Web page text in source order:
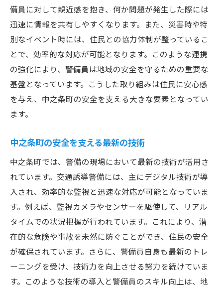
警備の現場から見た中之条町の安全状況
プロフェッショナルが行う安全管理の手法
実績から学ぶ効果的な警備手法
警備員が語る職業の魅力とやりがい
専門知識を地域安全に活用する方法
安全対策としての交通誘導の実践
地域住民の生活を支える交通誘導
交通誘導警備で培われる信頼関係
交通量変動に応じた警備対応策
交通誘導を通じた地域貢献活動
群馬県中之条町で活躍する警備員たちの姿
警備員の日常とそのリアルな姿
地域の安全を守る警備員の誇り
警備員による地域イベントへの参加
備員に対して親近感を抱き、何か問題が発生した際には
迅速に情報を共有しやすくなります。また、災害時や特
別なイベント時には、住民との協力体制が整っているこ
とで、効率的な対応が可能となります。このような連携
の強化により、警備員は地域の安全を守るための重要な
基盤となっています。こうした取り組みは住民に安心感
を与え、中之条町の安全を支える大きな要素となってい
ます。
中之条町の安全を支える最新の技術
中之条町では、警備の現場において最新の技術が活用さ
れています。交通誘導警備には、主にデジタル技術が導
入され、効率的な監視と迅速な対応が可能となっていま
す。例えば、監視カメラやセンサーを駆使して、リアル
タイムでの状況把握が行われています。これにより、潜
在的な危険や事故を未然に防ぐことができ、住民の安全
が確保されています。さらに、警備員自身も最新のトレ
ーニングを受け、技術力を向上させる努力を続けていま
す。このような技術の導入と警備員のスキル向上は、地